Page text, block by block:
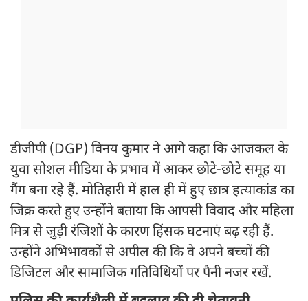
डीजीपी (DGP) विनय कुमार ने आगे कहा कि आजकल के
युवा सोशल मीडिया के प्रभाव में आकर छोटे-छोटे समूह या
गैंग बना रहे हैं. मोतिहारी में हाल ही में हुए छात्र हत्याकांड का
जिक्र करते हुए उन्होंने बताया कि आपसी विवाद और महिला
मित्र से जुड़ी रंजिशों के कारण हिंसक घटनाएं बढ़ रही हैं.
उन्होंने अभिभावकों से अपील की कि वे अपने बच्चों की
डिजिटल और सामाजिक गतिविधियों पर पैनी नजर रखें.